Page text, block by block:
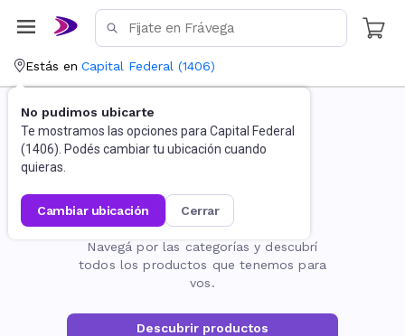
Estás en Capital Federal (1406)
No pudimos ubicarte
Te mostramos las opciones para Capital Federal
(1406). Podés cambiar tu ubicación cuando
quieras.
cambiar ubicación cerrar
La página no existe
Navegá por las categorías y descubrí
todos los productos que tenemos para
vos.
Descubrir productos